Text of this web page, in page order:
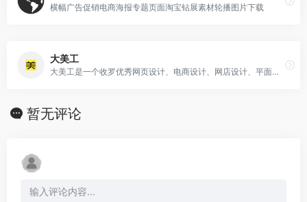
横幅广告促销电商海报专题页面淘宝钻展素材轮播图片下载
大美工
大美工是一个收罗优秀网页设计、电商设计、网店设计、平面设计、UI设计灵感地，还有很多优质干货素材下载。
暂无评论